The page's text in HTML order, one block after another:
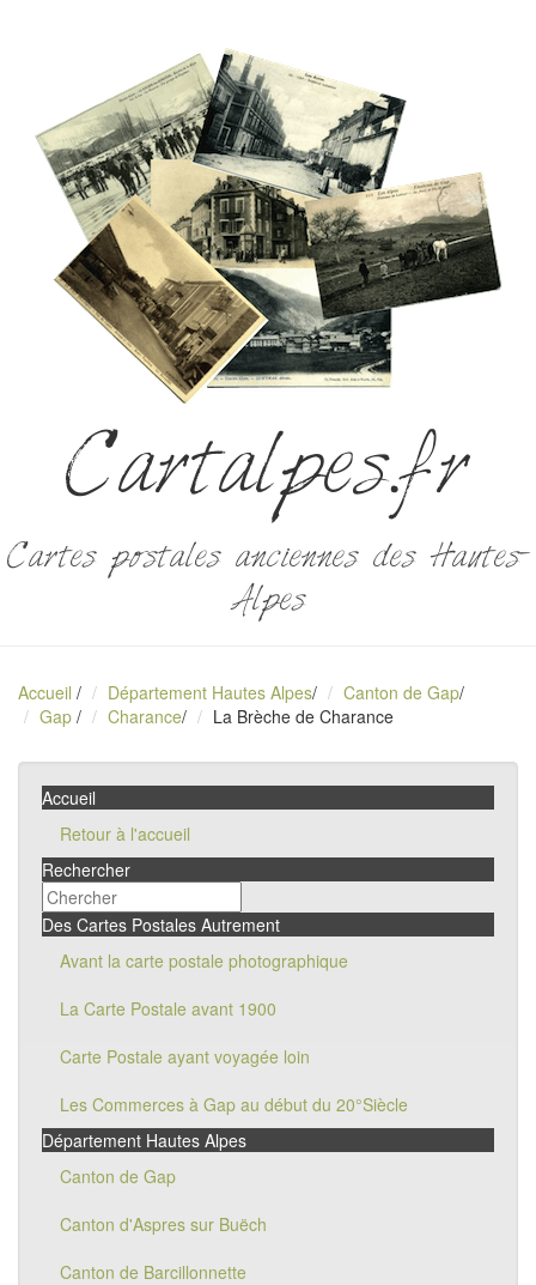
Cartalpes.fr
Cartes postales anciennes des Hautes-
Alpes
Accueil / Département Hautes Alpes/ Canton de Gap/
Gap / Charance/ La Brèche de Charance
Accueil
Retour à l'accueil
Rechercher
Des Cartes Postales Autrement
Avant la carte postale photographique
La Carte Postale avant 1900
Carte Postale ayant voyagée loin
Les Commerces à Gap au début du 20°Siècle
Département Hautes Alpes
Canton de Gap
Canton d'Aspres sur Buëch
Canton de Barcillonnette